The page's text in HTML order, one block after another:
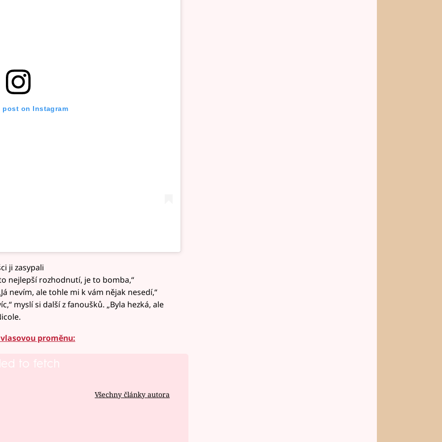
post on Instagram
ji zasypali
nejlepší rozhodnutí, je to bomba,“
nevím, ale tohle mi k vám nějak nesedí,“
myslí si další z fanoušků. „Byla hezká, ale
proměnu:
to fetch
Všechny články autora